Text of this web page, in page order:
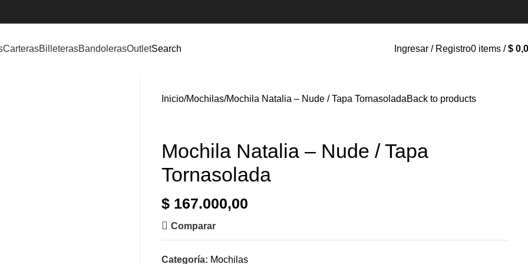
CarterasBilleterasBandolerasOutletSearch Ingresar / Registro0 items / $
Inicio Mochilas Mochila Natalia – Nude / Tapa TornasoladaBack to products
Mochila Natalia – Nude / Tapa
Tornasolada
$ 167.000,00
Comparar
Categoría: Mochilas